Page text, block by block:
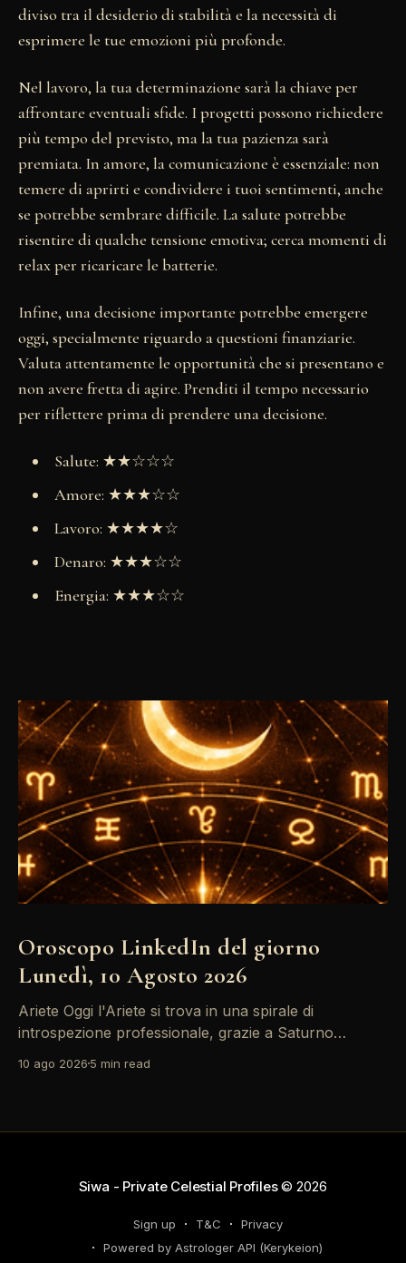
diviso tra il desiderio di stabilità e la necessità di
esprimere le tue emozioni più profonde.
Nel lavoro, la tua determinazione sarà la chiave per
affrontare eventuali sfide. I progetti possono richiedere
più tempo del previsto, ma la tua pazienza sarà
premiata. In amore, la comunicazione è essenziale: non
temere di aprirti e condividere i tuoi sentimenti, anche
se potrebbe sembrare difficile. La salute potrebbe
risentire di qualche tensione emotiva; cerca momenti di
relax per ricaricare le batterie.
Infine, una decisione importante potrebbe emergere
oggi, specialmente riguardo a questioni finanziarie.
Valuta attentamente le opportunità che si presentano e
non avere fretta di agire. Prenditi il tempo necessario
per riflettere prima di prendere una decisione.
Salute: ★★☆☆☆
Amore: ★★★☆☆
Lavoro: ★★★★☆
Denaro: ★★★☆☆
Energia: ★★★☆☆
Oroscopo LinkedIn del giorno
Lunedì, 10 Agosto 2026
Ariete Oggi l'Ariete si trova in una spirale di
introspezione professionale, grazie a Saturno
carriera passate. Non farti sopraffare dalle emozioni
10 ago 2026 5 min read
Siwa - Private Celestial Profiles© 2026
Sign up T&C
Privacy
Powered by Astrologer API (Kerykeion)